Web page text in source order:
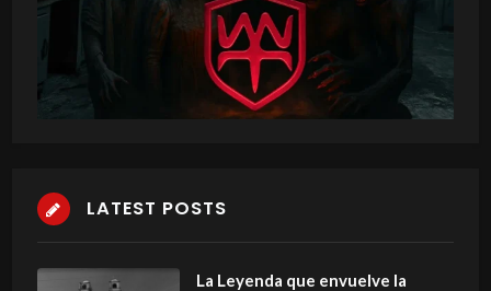
LATEST POSTS
La Leyenda que envuelve la